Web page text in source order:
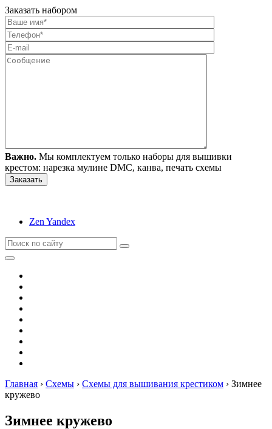
Заказать набором
Важно. Мы комплектуем только наборы для вышивки
крестом: нарезка мулине DMC, канва, печать схемы
Zen Yandex
Главная › Схемы › Схемы для вышивания крестиком › Зимнее
кружево
Зимнее кружево